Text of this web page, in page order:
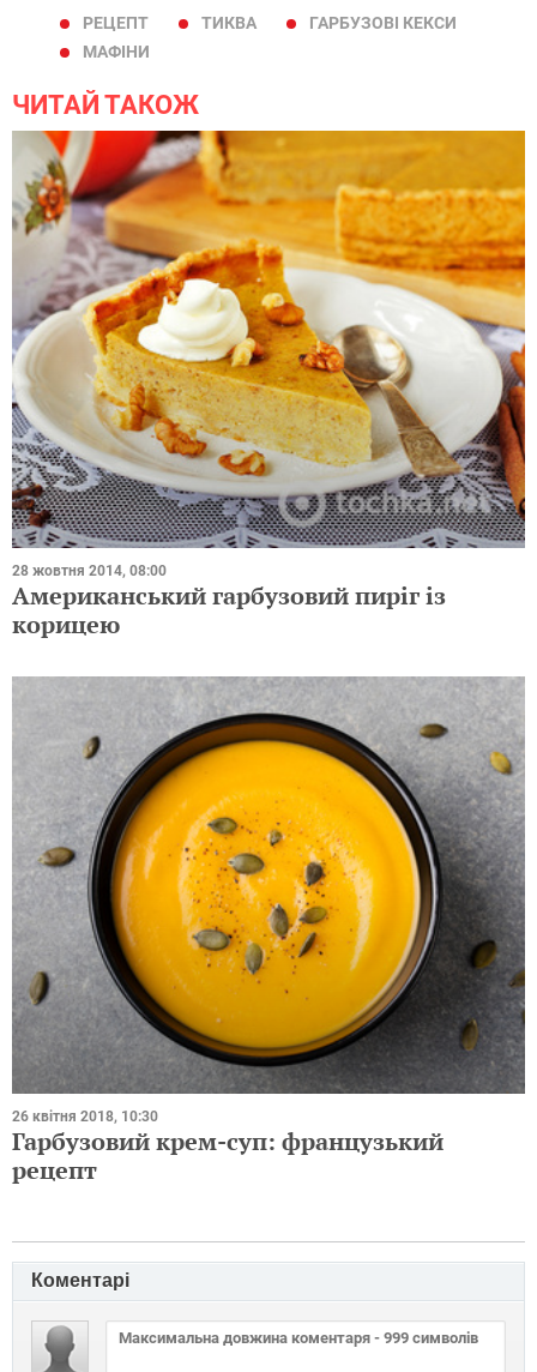
РЕЦЕПТ ТИКВА
ГАРБУЗОВІ КЕКСИ
МАФІНИ
ЧИТАЙ ТАКОЖ
28 жовтня 2014, 08:00
Американський гарбузовий пиріг із
корицею
26 квітня 2018, 10:30
Гарбузовий крем-суп: французький
рецепт
Коментарі